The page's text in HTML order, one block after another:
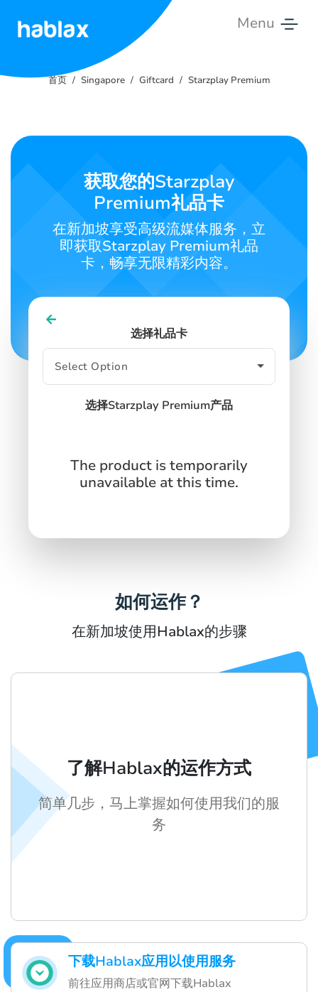
Menu
服
中文
SIGN INSIGN UP
首页 Singapore Giftcard Starzplay Premium
获取您的Starzplay
Premium礼品卡
在新加坡享受高级流媒体服务，立
即获取Starzplay Premium礼品
卡，畅享无限精彩内容。
选择礼品卡
选择Starzplay Premium产品
The product is temporarily
unavailable at this time.
如何运作？
在新加坡使用Hablax的步骤
下载Hablax应用以使用服务
前往应用商店或官网下载Hablax
了解Hablax的运作方式
简单几步，马上掌握如何使用我们的服
务